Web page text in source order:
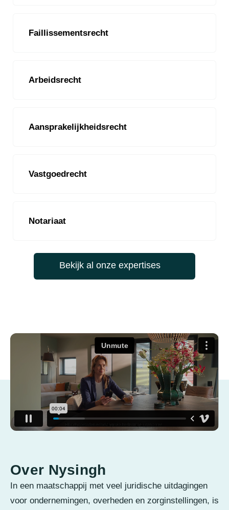
Faillissementsrecht
Arbeidsrecht
Aansprakelijkheidsrecht
Vastgoedrecht
Notariaat
Bekijk al onze expertises
Over Nysingh
In een maatschappij met veel juridische uitdagingen
voor ondernemingen, overheden en zorginstellingen, is